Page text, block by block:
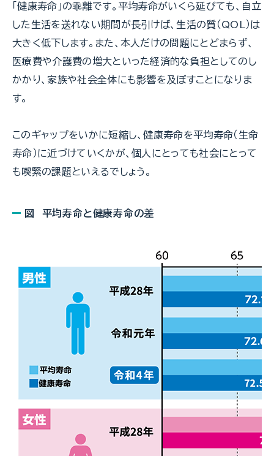
「健康寿命」の乖離です。平均寿命がいくら延びても、自立
した生活を送れない期間が長引けば、生活の質（QOL）は
大きく低下します。また、本人だけの問題にとどまらず、
医療費や介護費の増大といった経済的な負担としてのし
かかり、家族や社会全体にも影響を及ぼすことになりま
す。
このギャップをいかに短縮し、健康寿命を平均寿命（生命
寿命）に近づけていくかが、個人にとっても社会にとって
も喫緊の課題といえるでしょう。
図 平均寿命と健康寿命の差